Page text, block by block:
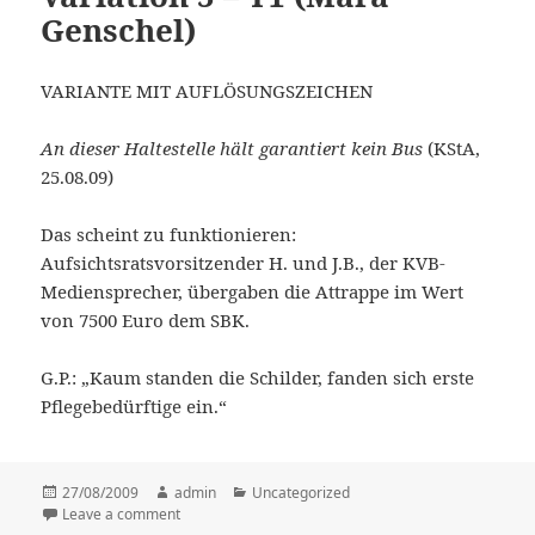
Genschel)
VARIANTE MIT AUFLÖSUNGSZEICHEN
An dieser Haltestelle hält garantiert kein Bus (KStA,
25.08.09)
Das scheint zu funktionieren:
Aufsichtsratsvorsitzender H. und J.B., der KVB-
Mediensprecher, übergaben die Attrappe im Wert
von 7500 Euro dem SBK.
G.P.: „Kaum standen die Schilder, fanden sich erste
Pflegebedürftige ein.“
Posted
on
27/08/2009 Author
admin Categories
Uncategorized
Leave a comment